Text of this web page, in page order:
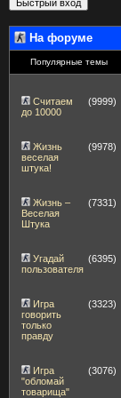
На форуме
Популярные темы
Считаем
до 10000
(9999)
Жизнь
веселая
штука!
(9978)
Жизнь –
Веселая
Штука
(7331)
Угадай
пользователя
(6395)
Игра
говорить
только
правду
(3323)
Игра
"обломай
товарища"
(3076)